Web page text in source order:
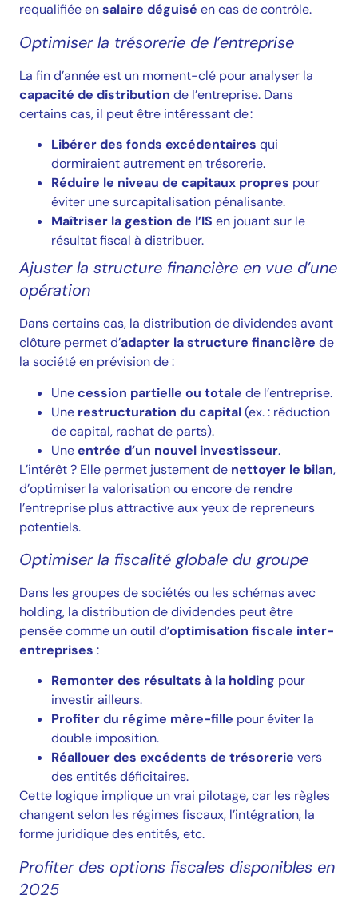
requalifiée ensalaire déguisé en cas de contrôle.
Optimiser la trésorerie de l’entreprise
La fin d’année est un moment-clé pour analyser la
capacité de distribution de l’entreprise. Dans
certains cas, il peut être intéressant de :
Libérer des fonds excédentaires qui
dormiraient autrement en trésorerie.
Réduire le niveau de capitaux propres pour
éviter une surcapitalisation pénalisante.
Maîtriser la gestion de l’IS en jouant sur le
résultat fiscal à distribuer.
Ajuster la structure financière en vue d’une
opération
Dans certains cas, la distribution de dividendes avant
clôture permet d’adapter la structure financière de
la société en prévision de :
Unecession partielle ou totale de l’entreprise.
Une restructuration du capital(ex. : réduction
de capital, rachat de parts).
Uneentrée d’un nouvel investisseur.
L’intérêt ? Elle permet justement de nettoyer le bilan,
d’optimiser la valorisation ou encore de rendre
l’entreprise plus attractive aux yeux de repreneurs
potentiels.
Optimiser la fiscalité globale du groupe
Dans les groupes de sociétés ou les schémas avec
holding, la distribution de dividendes peut être
pensée comme un outil d’optimisation fiscale inter-
entreprises :
Remonter des résultats à la holding pour
investir ailleurs.
Profiter du régime mère-fille pour éviter la
double imposition.
Réallouer des excédents de trésorerie vers
des entités déficitaires.
Cette logique implique un vrai pilotage, car les règles
changent selon les régimes fiscaux, l’intégration, la
forme juridique des entités, etc.
Profiter des options fiscales disponibles en
2025